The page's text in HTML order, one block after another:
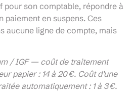
pour son comptable, répondre à
paiement en suspens. Ces
aucune ligne de compte, mais
/ IGF — coût de traitement
papier : 14 à 20 €. Coût d’une
automatiquement : 1 à 3 €.